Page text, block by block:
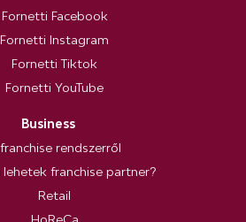
Fornetti Facebook
Fornetti Instagram
Fornetti Tiktok
Fornetti YouTube
Business
rendszerről
lehetek franchise partner?
Retail